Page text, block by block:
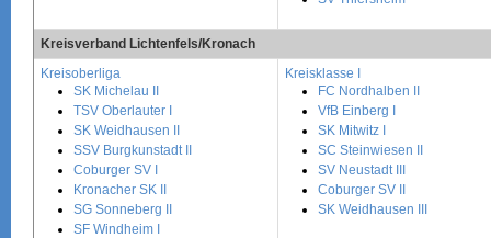
Kreisverband Lichtenfels/Kronach
Kreisoberliga
SK Michelau II
TSV Oberlauter I
SK Weidhausen II
SSV Burgkunstadt II
Coburger SV I
Kronacher SK II
SG Sonneberg II
SF Windheim I
Kreisklasse I
FC Nordhalben II
VfB Einberg I
SK Mitwitz I
SC Steinwiesen II
SV Neustadt III
Coburger SV II
SK Weidhausen III